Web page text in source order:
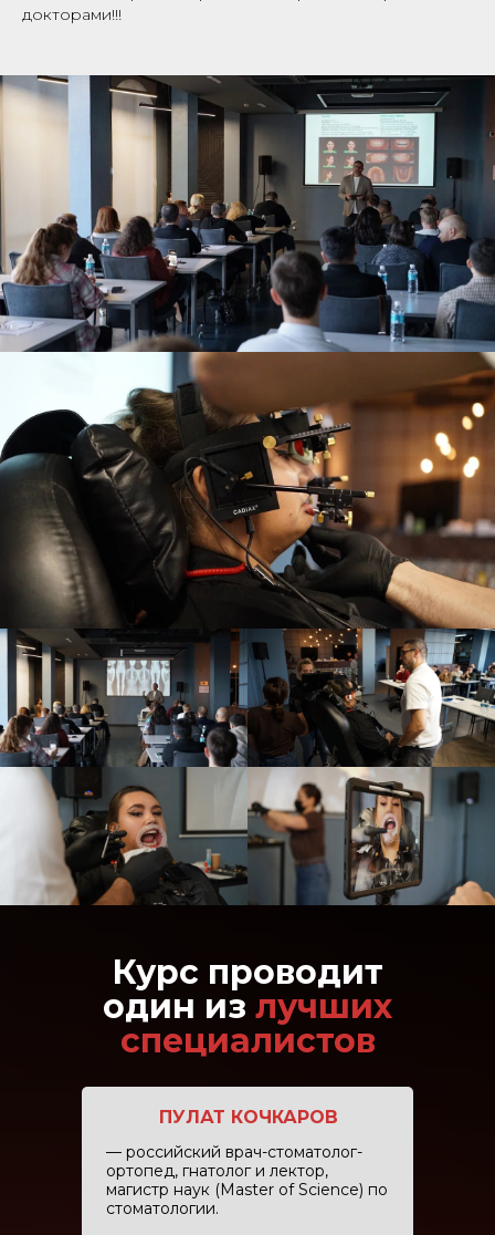
докторами!!!
Курс проводит
один из лучших
специалистов
ПУЛАТ КОЧКАРОВ
— российский врач-стоматолог-
ортопед, гнатолог и лектор,
магистр наук (Master of Science) по
стоматологии.